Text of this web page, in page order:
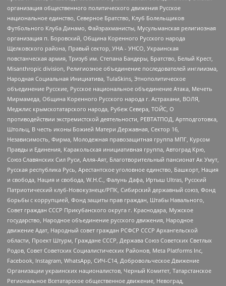
организация общественного политического движения Русское
национальное единство, Северное Братство, Клуб Болельщиков
Футбольного Клуба Динамо, Файзрахманисты, Мусульманская религиозная
организация п. Боровский, Община Коренного Русского народа
Щелковского района, Правый сектор, УНА - УНСО, Украинская
повстанческая армия, Тризуб им. Степана Бандеры, Братство, Белый Крест,
Misanthropic division, Религиозное объединение последователей инглиизма,
Народная Социальная Инициатива, TulaSkins, Этнополитическое
объединение Русские, Русское национальное объединение Атака, Мечеть
Мирмамеда, Община Коренного Русского народа г. Астрахани, ВОЛЯ,
Меджлис крымскотатарского народа, Рубеж Севера, ТОЙС, О
противодействии экстремистской деятельности, РЕВТАТПОД, Артподготовка,
Штольц, В честь иконы Божией Матери Державная, Сектор 16,
Независимость, Фирма, Молодежная правозащитная группа МПГ, Курсом
Правды и Единения, Каракольская инициативная группа, Автоград Крю,
Союз Славянских Сил Руси, Алля-Аят, Благотворительный пансионат Ак Умут,
Русская республика Русь, Арестантское уголовное единство, Башкорт, Нация
и свобода, Нация и свобода, W.H.С., Фалунь Дафа, Иртыш Ultras, Русский
Патриотический клуб-Новокузнецк/РПК, Сибирский державный союз, Фонд
борьбы с коррупцией, Фонд защиты прав граждан, Штабы Навального,
Совет граждан СССР Прикубанского округа г. Краснодара, Мужское
государство, Народное объединение русского движения, Народное
движение Адат, Народный совет граждан РСФСР СССР Архангельской
области, Проект Штурм, Граждане СССР, Держава Союз Советских Светлых
Родов, Совет Советских Социалистических Районов, Meta Platforms Inc,
Facebook, Instagram, WhatsApp, СИЧ-С14, Добровольческое Движение
Организации украинских националистов, Черный Комитет, Татарстанское
Региональное Всетатарское общественное движение, Невоград,